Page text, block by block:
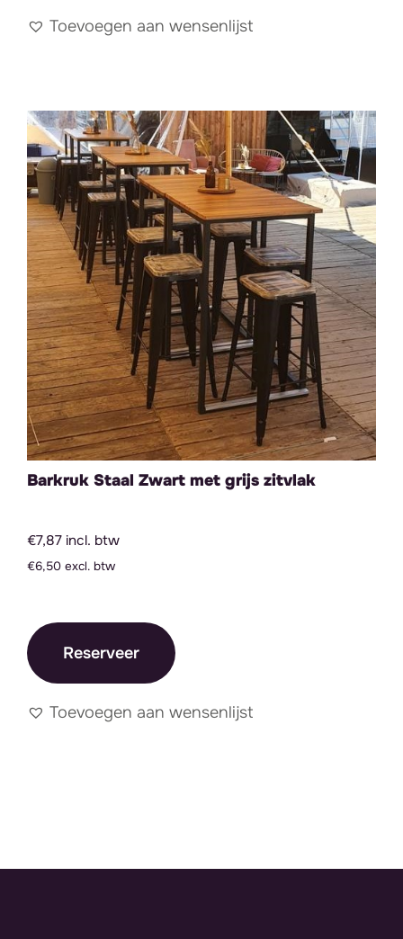
Toevoegen aan wensenlijst
Barkruk Staal Zwart met grijs zitvlak
€7,87 incl. btw
€6,50 excl. btw
Reserveer
Toevoegen aan wensenlijst